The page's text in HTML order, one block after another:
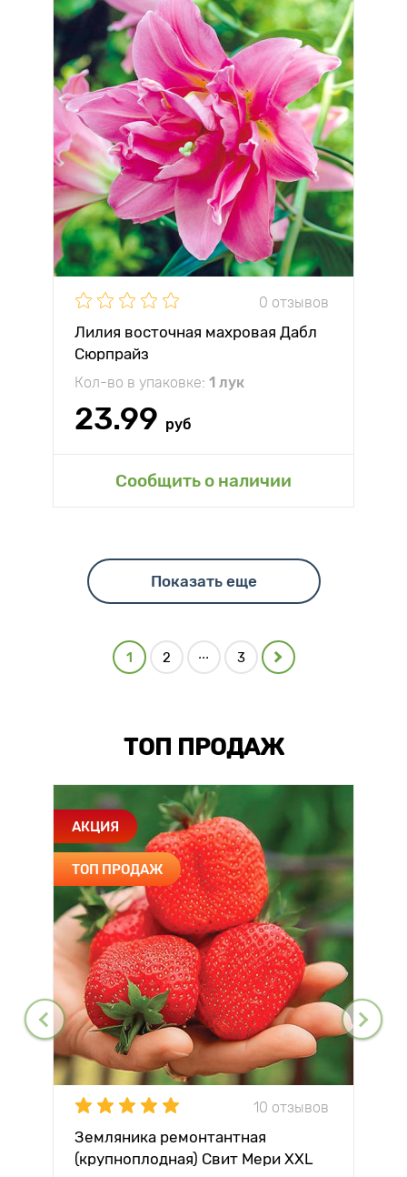
0 отзывов
Лилия восточная махровая Дабл
Сюрпрайз
Кол-во в упаковке: 1 лук
23.99 руб
Сообщить о наличии
Показать еще
1 2 ... 3
ТОП ПРОДАЖ
АКЦИЯ
ТОП ПРОДАЖ
10 отзывов
Земляника ремонтантная
(крупноплодная) Свит Мери XXL